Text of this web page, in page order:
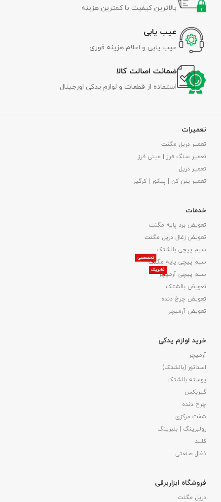
بالاترین کیفیت با کمترین هزینه
عیب یابی
عیب یابی و اعلام هزینه فوری
ضمانت اصالت کالا
استفاده از قطعات و لوازم یدکی اورجینال
تعمیرات
تعمیر دریل مگنت
تعمیر سنگ فرز | مینی فرز
تعمیر دریل
تعمیر بتن کن | پیکور | کرگیر
خدمات
تعویض برد پایه مگنت
تعویض زغال دریل مگنت
سیم پیچی بالشتک
سیم پیچی پایه مگنت
تخصصی
سیم پیچی آرمیچر
فابریک
تعویض بالشتک​
تعویض چرخ دنده
تعویض آرمیچر
خرید لوازم یدکی
آرمیچر
استاتور (بالشتک)
پوسته بالشتک
گیربکس
چرخ دنده
شفت مرکزی
رولبرینگ | بلبرینگ
کلید
ذغال صنعتی
فروشگاه ابزاربرقی
دریل مگنت